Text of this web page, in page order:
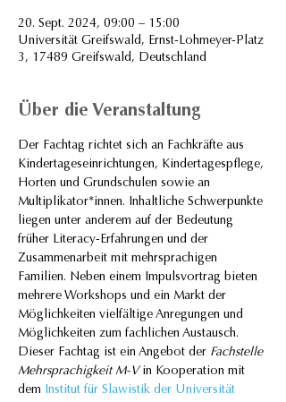
20. Sept. 2024, 09:00 – 15:00
Universität Greifswald, Ernst-Lohmeyer-Platz
3, 17489 Greifswald, Deutschland
Über die Veranstaltung
Der Fachtag richtet sich an Fachkräfte aus
Kindertageseinrichtungen, Kindertagespflege,
Horten und Grundschulen sowie an
Multiplikator*innen. Inhaltliche Schwerpunkte
liegen unter anderem auf der Bedeutung
früher Literacy-Erfahrungen und der
Zusammenarbeit mit mehrsprachigen
Familien. Neben einem Impulsvortrag bieten
mehrere Workshops und ein Markt der
Möglichkeiten vielfältige Anregungen und
Möglichkeiten zum fachlichen Austausch.
Dieser Fachtag ist ein Angebot der Fachstelle
Mehrsprachigkeit M-V in Kooperation mit
dem Institut für Slawistik der Universität